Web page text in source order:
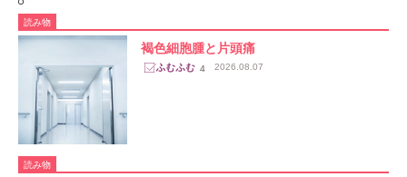
読み物
褐色細胞腫と片頭痛
4 2026.08.07
読み物